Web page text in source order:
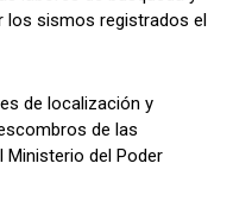
los sismos registrados el
de localización y
de las
Ministerio del Poder